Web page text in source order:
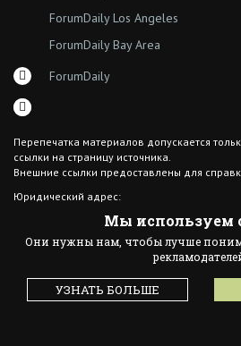
ForumDaily Los Angeles
ForumDaily Bay Area
ForumDaily
Перепечатка материалов допускается
ссылки на страницу источника.
Внешние ссылки предоставлены для
Юридический адрес:
Brooklyn NY 11204
© 2015 ForumDaily inc.
Designed By иskra*
Мы используем
Они нужны нам, чтобы лучше
УЗНАТЬ БОЛЬШЕ